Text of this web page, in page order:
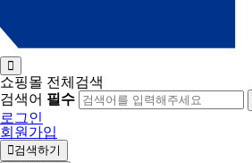
쇼핑몰 전체검색
검색어 필수
로그인
회원가입
검색하기